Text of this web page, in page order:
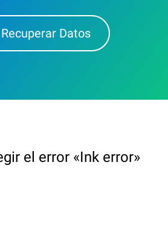
Recuperar Datos
el error «Ink error»